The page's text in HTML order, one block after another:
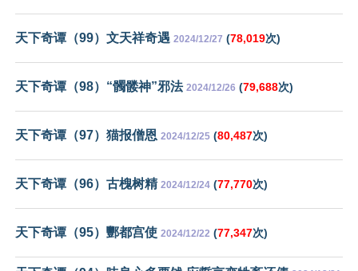
天下奇谭（99）文天祥奇遇 2024/12/27 (78,019次)
天下奇谭（98）“髑髅神”邪法 2024/12/26 (79,688次)
天下奇谭（97）猫报僧恩 2024/12/25 (80,487次)
天下奇谭（96）古槐树精 2024/12/24 (77,770次)
天下奇谭（95）酆都宫使 2024/12/22 (77,347次)